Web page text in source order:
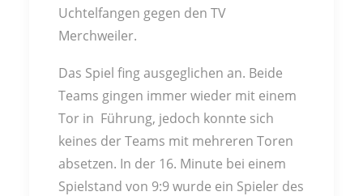
Uchtelfangen gegen den TV
Merchweiler.
Das Spiel fing ausgeglichen an. Beide
Teams gingen immer wieder mit einem
Tor in Führung, jedoch konnte sich
keines der Teams mit mehreren Toren
absetzen. In der 16. Minute bei einem
Spielstand von 9:9 wurde ein Spieler des